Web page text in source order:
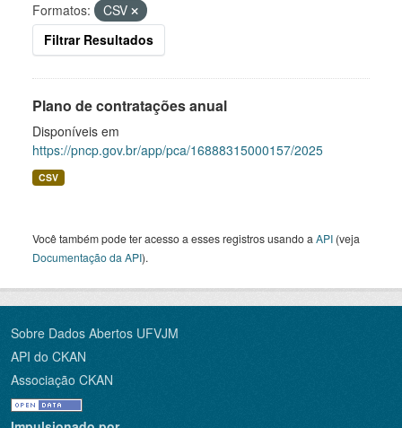
Formatos:
CSV
Filtrar Resultados
Plano de contratações anual
Disponíveis em
https://pncp.gov.br/app/pca/16888315000157/2025
CSV
Você também pode ter acesso a esses registros usando a API (veja
Documentação da API).
Sobre Dados Abertos UFVJM
API do CKAN
Associação CKAN